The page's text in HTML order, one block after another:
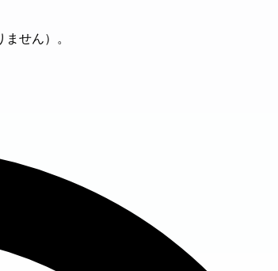
せん）。